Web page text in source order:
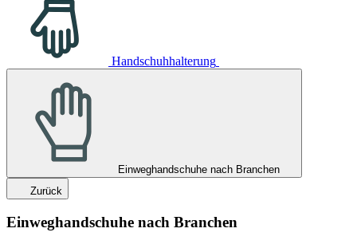
Handschuhhalterung
Einweghandschuhe nach Branchen
Zurück
Einweghandschuhe nach Branchen